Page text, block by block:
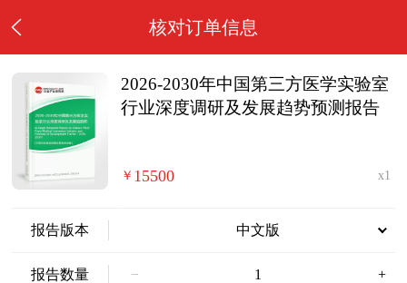
核对订单信息
2026-2030年中国第三方医学实验室
行业深度调研及发展趋势预测报告
￥ 15500 x1
报告版本 中文版
报告数量 − +